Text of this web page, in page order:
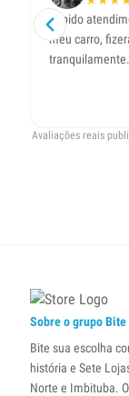
Rápido
meu carro,
Avaliações reais
Sobre o grupo Bite
Bite sua escolha
história e Sete
Norte e Imbituba.